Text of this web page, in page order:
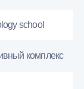
school
комплекс